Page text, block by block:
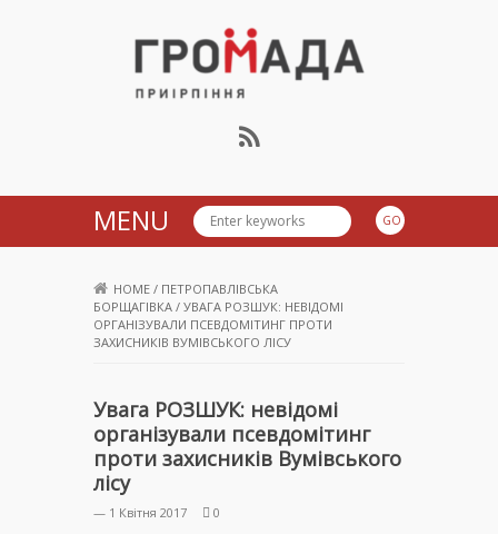
Громада Приірпіння
MENU
HOME / ПЕТРОПАВЛІВСЬКА
БОРЩАГІВКА / УВАГА РОЗШУК: НЕВІДОМІ
ОРГАНІЗУВАЛИ ПСЕВДОМІТИНГ ПРОТИ
ЗАХИСНИКІВ ВУМІВСЬКОГО ЛІСУ
Увага РОЗШУК: невідомі
організували псевдомітинг
проти захисників Вумівського
лісу
— 1 Квітня 2017 0